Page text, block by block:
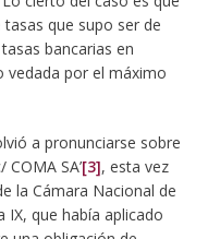
que supo ser de
bancarias en
vedada por el máximo
a pronunciarse sobre
SA’[3], esta vez
la Cámara Nacional de
IX, que había aplicado